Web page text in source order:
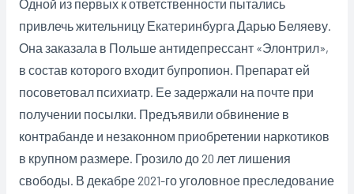
Одной из первых к ответственности пытались
привлечь жительницу Екатеринбурга Дарью Беляеву.
Она заказала в Польше антидепрессант «Элонтрил»,
в состав которого входит бупропион. Препарат ей
посоветовал психиатр. Ее задержали на почте при
получении посылки. Предъявили обвинение в
контрабанде и незаконном приобретении наркотиков
в крупном размере. Грозило до 20 лет лишения
свободы. В декабре 2021-го уголовное преследование